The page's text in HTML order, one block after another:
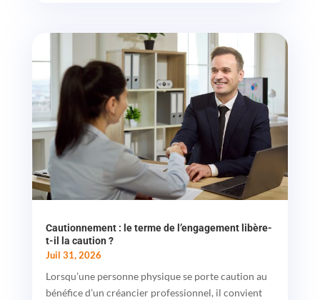
Cautionnement : le terme de l’engagement libère-
t-il la caution ?
Juil 31, 2026
Lorsqu’une personne physique se porte caution au
bénéfice d’un créancier professionnel, il convient